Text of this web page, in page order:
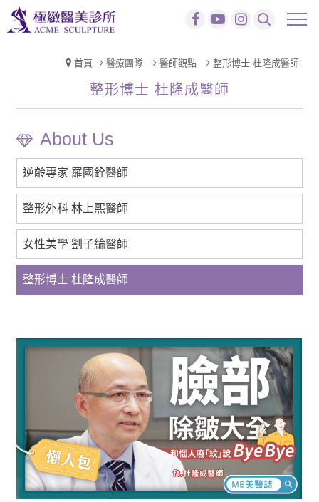
首頁 醫療團隊 醫師觀點 整形博士 杜隆成醫師
整形博士 杜隆成醫師
逆齡專家 羅國銓醫師
整形外科 林上熙醫師
女性美學 劉子綸醫師
整形博士 杜隆成醫師